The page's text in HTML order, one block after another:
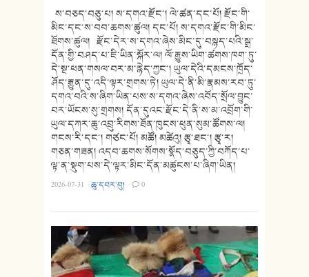
ས་བཅད་བཅུ་པ། ས་དགའ་རྫོང་། ལེ་ཚན་དང་པོ། རྫོང་གི་
མིང་དང་ས་བབ་ཆགས་ཚུལ། དང་པོ། ས་དགའ་རྫོང་གི་མིང་
ཐོགས་ཚུལ། རྫོང་དེར་ས་དགའ་ཞེས་མིང་དུ་བསྙད་པའི་སྒྲ་
དོན་གྱི་བཤད་པ་ཇི་ཡིན་སྐོར་ལ། ལོ་རྒྱུས་ཡིག་ཚགས་ཁག་ཏུ་
དེ་སྔ་ཕན་གསལ་བར་མ་རྙེད་ཀྱང་། ཡུལ་དེའི་དམངས་ཁྲོད་
ཤོད་རྒྱུན་དུ་འདི་ལྟར་གྲགས་ཏེ། ཡུལ་དེ་ནི་མི་རྣམས་རབ་ཏུ་
དགའ་བའི་ས་ཞིག་ཡིན་པས་ས་དགའ་ཞེས་འབོད་སྲོལ་བྱུང་
བར་ཡོངས་སུ་གྲགས། དོན་དུའང་རྫོང་དེ་ནི་ས་མ་འབྲོག་གི་
ཡུལ་དཀར་ཆུ་འབྲུ་རིགས་ཐོན་ཁུངས་ཕུན་སུམ་ཚོགས་ལ།
གངས་རི་དང་། གཙང་པོ། མཚོ། མཚེའུ། རྩྭ་ཐང་། རྩྭ་ར།
གཅན་གཟན། འདབ་ཆགས་སོགས་སྣོད་བཅུད་ཀྱི་བཀོད་པ་
ལྟ་ན་སྡུག་པས་དེ་ལྟར་མིང་དོན་མཚུངས་པ་ཞིག་ཡིན།
2026-07-31 ·ཆུ་དབར་བུ། · 0